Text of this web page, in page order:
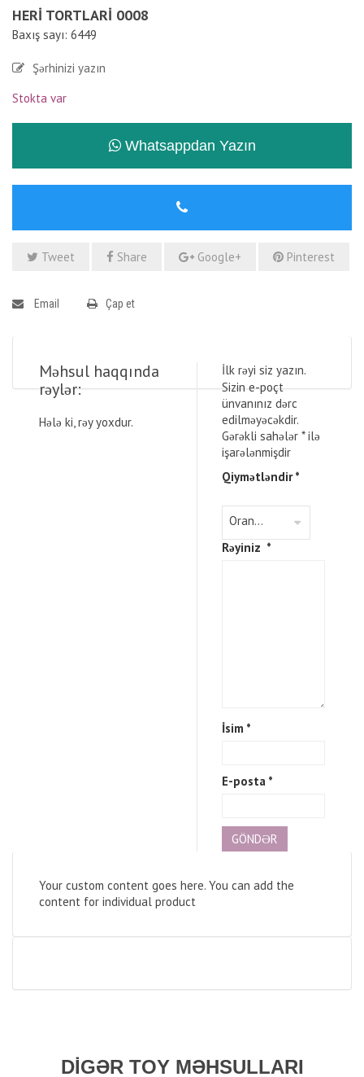
HERI TORTLARI 0008
Baxış sayı: 6449
Şərhinizi yazın
Stokta var
Whatsappdan Yazın
Tweet Share Google+ Pinterest
Email Çap et
Məhsul haqqında
rəylər:
Hələ ki, rəy yoxdur.
İlk rəyi siz yazın.
Sizin e-poçt
ünvanınız dərc
edilməyəcəkdir.
Gərəkli sahələr *ilə
işarələnmişdir
Qiymətləndir*
Rəyiniz *
İsim *
E-posta *
Your custom content goes here. You can add the
content for individual product
DIGƏR TOY MƏHSULLARI